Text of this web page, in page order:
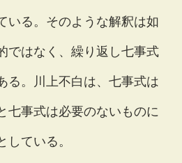
いる。そのような解釈は如
ではなく、繰り返し七事式
る。川上不白は、七事式は
七事式は必要のないものに
ている。